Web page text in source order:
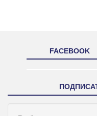
FACEBOOK